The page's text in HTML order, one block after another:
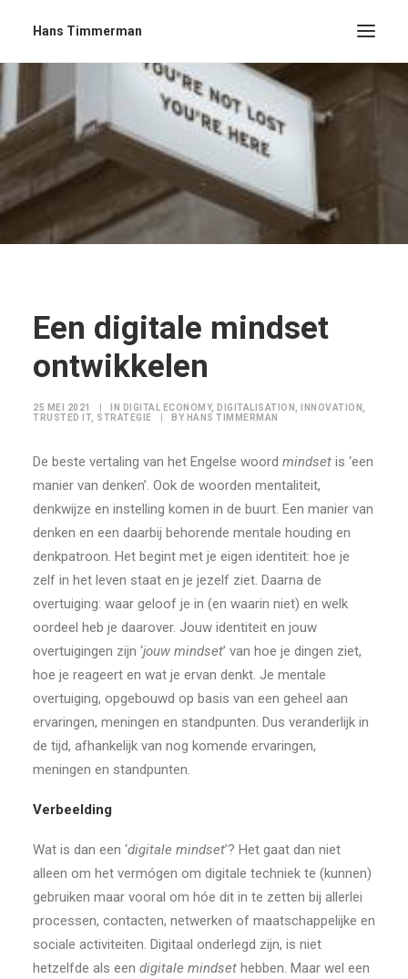
Hans Timmerman
Een digitale mindset
ontwikkelen
25 MEI 2021 IN DIGITAL ECONOMY, DIGITALISATION INNOVATION
TRUSTED IT, STRATEGIE BY HANS TIMMERMAN
De beste vertaling van het Engelse woord mindset is ‘een
manier van denken’. Ook de woorden mentaliteit,
denkwijze en instelling komen in de buurt. Een manier van
denken en een daarbij behorende mentale houding en
denkpatroon. Het begint met je eigen identiteit: hoe je
zelf in het leven staat en je jezelf ziet. Daarna de
overtuiging: waar geloof je in (en waarin niet) en welk
oordeel heb je daarover. Jouw identiteit en jouw
overtuigingen zijn ‘jouw mindset’ van hoe je dingen ziet,
hoe je reageert en wat je ervan denkt. Je mentale
overtuiging, opgebouwd op basis van een geheel aan
ervaringen, meningen en standpunten. Dus veranderlijk in
de tijd, afhankelijk van nog komende ervaringen,
meningen en standpunten.
Verbeelding
Wat is dan een ‘digitale mindset’? Het gaat dan niet
alleen om het vermógen om digitale techniek te (kunnen)
gebruiken maar vooral om hóe dit in te zetten bij allerlei
processen, contacten, netwerken of maatschappelijke en
sociale activiteiten. Digitaal onderlegd zijn, is niet
hetzelfde als een digitale mindset hebben. Maar wel een